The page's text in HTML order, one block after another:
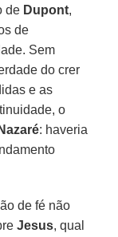
de Dupont,
de
Sem
do crer
e as
o
: haveria
de fé não
Jesus, qual